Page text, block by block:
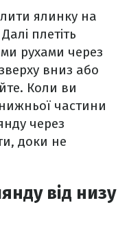
ялинку на
плетіть
рухами через
вниз або
Коли ви
частини
через
доки не
від низу